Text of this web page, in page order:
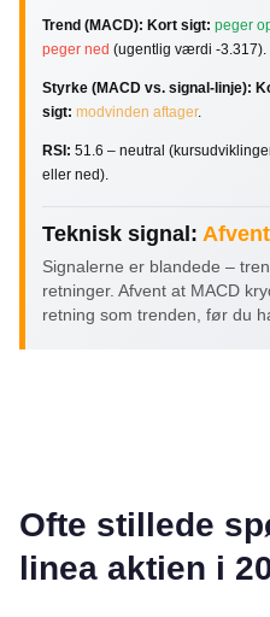
Trend (MACD): Kort sigt: peger
peger ned (ugentlig værdi -3.317).
Styrke (MACD vs. signal-linje):
sigt: modvinden aftager.
RSI: 51.6 – neutral
eller ned).
Teknisk signal: Afvent
Signalerne er blandede –
retninger. Afvent at MACD
retning som trenden, før du
Ofte stillede
linea aktien i